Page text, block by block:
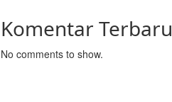
Komentar Terbaru
No comments to show.